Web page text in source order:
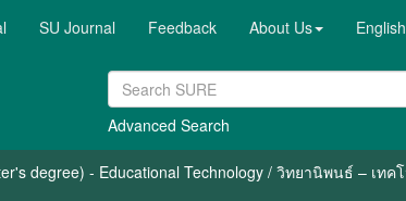
SU Journal Feedback About Us English
Advanced Search
degree) - Educational Technology / วิทยานิพนธ์ – เทค